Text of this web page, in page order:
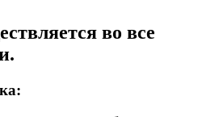
во все